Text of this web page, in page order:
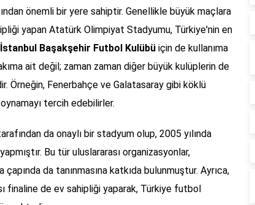
önemli bir yere sahiptir. Genellikle büyük maçlara
yapan Atatürk Olimpiyat Stadyumu, Türkiye'nin en
İstanbul Başakşehir Futbol Kulübü için de kullanıma
ait değil; zaman zaman diğer büyük kulüplerin de
Örneğin, Fenerbahçe ve Galatasaray gibi köklü
tercih edebilirler.
da onaylı bir stadyum olup, 2005 yılında
Bu tür uluslararası organizasyonlar,
da tanınmasına katkıda bulunmuştur. Ayrıca,
finaline de ev sahipliği yaparak, Türkiye futbol